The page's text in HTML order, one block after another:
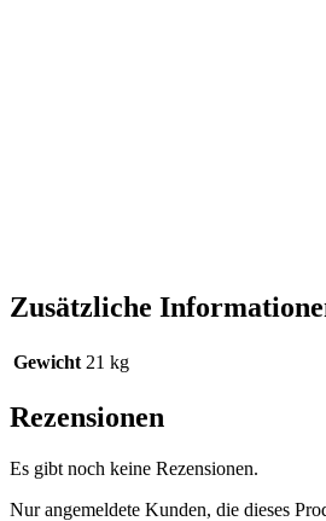
Zusätzliche
Gewicht 21 kg
Rezensionen
Es gibt noch keine Rezensionen.
Nur angemeldete Kunden, die dieses